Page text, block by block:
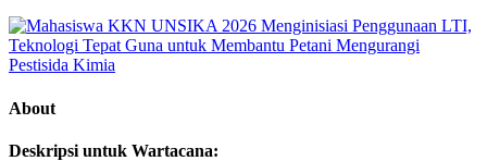
About
Deskripsi untuk Wartacana: